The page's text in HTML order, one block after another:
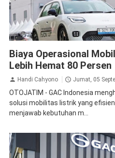
Biaya Operasional
Lebih Hemat 80 Persen
Handi Cahyono Jumat, 05
OTOJATIM - GAC Indonesia
solusi mobilitas listrik yang
menjawab kebutuhan m...